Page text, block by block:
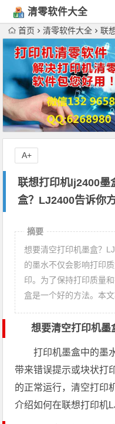
清零软件大全
下载
首页 清零软件大全 联想
联想打印机lj2400墨
盒？LJ2400告诉你
A+
摘要
想要清空打印机墨盒？
的墨水不仅会影响打印
印。为了保持打印质量
盒是一个好的方法。本
想要清空打印机墨
打印机墨盒中的墨
带来错误提示或块状打
的正常运行，清空打印
介绍如何在联想打印机